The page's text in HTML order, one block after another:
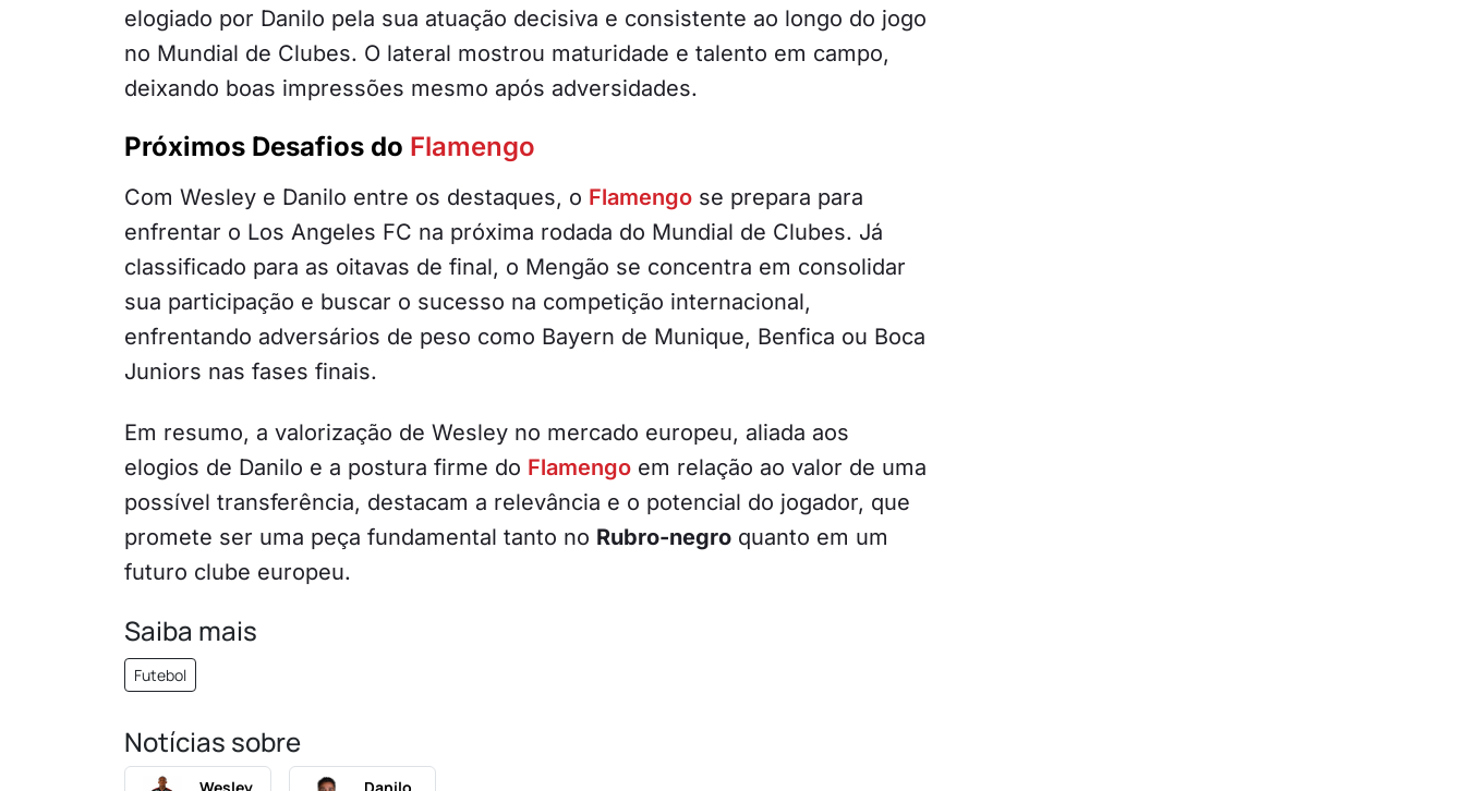
elogiado por Danilo pela sua atuação decisiva e consistente ao longo do jogo
no Mundial de Clubes. O lateral mostrou maturidade e talento em campo,
deixando boas impressões mesmo após adversidades.
Próximos Desafios do Flamengo
Com Wesley e Danilo entre os destaques, o Flamengo se prepara para
enfrentar o Los Angeles FC na próxima rodada do Mundial de Clubes. Já
classificado para as oitavas de final, o Mengão se concentra em consolidar
sua participação e buscar o sucesso na competição internacional,
enfrentando adversários de peso como Bayern de Munique, Benfica ou Boca
Juniors nas fases finais.
Em resumo, a valorização de Wesley no mercado europeu, aliada aos
elogios de Danilo e a postura firme do Flamengo em relação ao valor de uma
possível transferência, destacam a relevância e o potencial do jogador, que
promete ser uma peça fundamental tanto no Rubro-negro quanto em um
futuro clube europeu.
Saiba mais
Futebol
Notícias sobre